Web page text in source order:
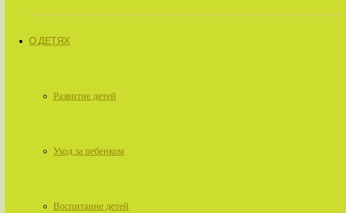
О ДЕТЯХ
Развитие детей
Уход за ребенком
Воспитание детей